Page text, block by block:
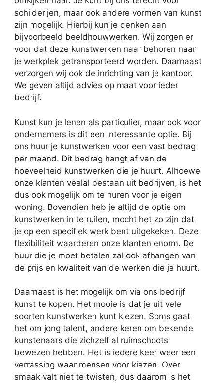
schilderijen, maar ook andere vormen van kunst
zijn mogelijk. Hierbij kun je denken aan
bijvoorbeeld beeldhouwwerken. Wij zorgen er
voor dat deze kunstwerken naar behoren naar
je werkplek getransporteerd worden. Daarnaast
verzorgen wij ook de inrichting van je kantoor.
We geven altijd advies op maat voor ieder
bedrijf.
Kunst kun je lenen als particulier, maar ook voor
ondernemers is dit een interessante optie. Bij
ons huur je kunstwerken voor een vast bedrag
per maand. Dit bedrag hangt af van de
hoeveelheid kunstwerken die je huurt. Alhoewel
onze klanten veelal bestaan uit bedrijven, is het
dus ook mogelijk om te huren voor je eigen
woning. Bovendien heb je altijd de optie om
kunstwerken in te ruilen, mocht het zo zijn dat
je op een specifiek werk bent uitgekeken. Deze
flexibiliteit waarderen onze klanten enorm. De
huur die je moet betalen zal ook afhangen van
de prijs en kwaliteit van de werken die je huurt.
Daarnaast is het mogelijk om via ons bedrijf
kunst te kopen. Het mooie is dat je uit vele
soorten kunstwerken kunt kiezen. Soms gaat
het om jong talent, andere keren om bekende
kunstenaars die zichzelf al ruimschoots
bewezen hebben. Het is iedere keer weer een
verrassing waar mensen voor kiezen. Over
smaak valt niet te twisten, dus daarom is het